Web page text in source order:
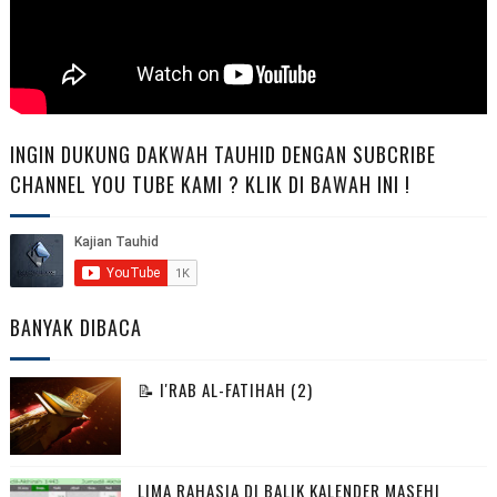
INGIN DUKUNG DAKWAH TAUHID DENGAN SUBCRIBE
CHANNEL YOU TUBE KAMI ? KLIK DI BAWAH INI !
BANYAK DIBACA
📝 I'RAB AL-FATIHAH (2)
LIMA RAHASIA DI BALIK KALENDER MASEHI